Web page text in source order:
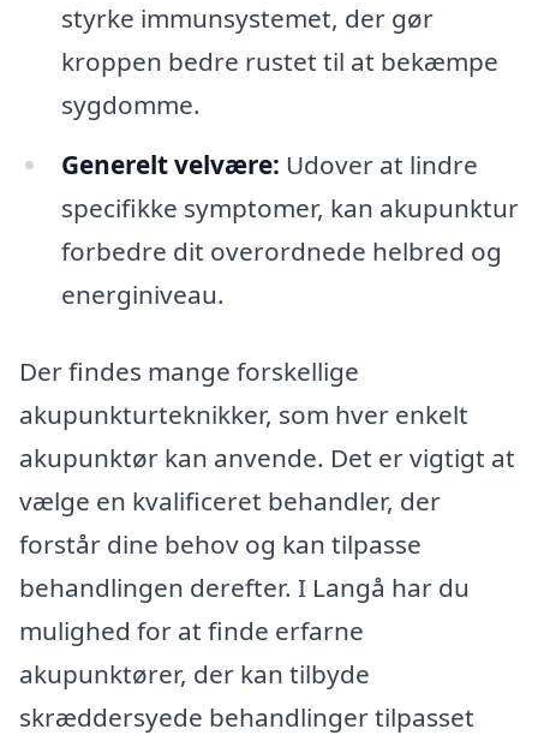
styrke immunsystemet, der gør
kroppen bedre rustet til at bekæmpe
sygdomme.
Generelt velvære: Udover at lindre
specifikke symptomer, kan akupunktur
forbedre dit overordnede helbred og
energiniveau.
Der findes mange forskellige
akupunkturteknikker, som hver enkelt
akupunktør kan anvende. Det er vigtigt at
vælge en kvalificeret behandler, der
forstår dine behov og kan tilpasse
behandlingen derefter. I Langå har du
mulighed for at finde erfarne
akupunktører, der kan tilbyde
skræddersyede behandlinger tilpasset